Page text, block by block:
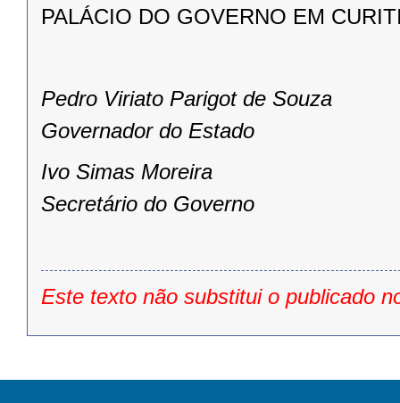
PALÁCIO DO GOVERNO EM
Pedro Viriato Parigot de Souza
Governador do Estado
Ivo Simas Moreira
Secretário do Governo
Este texto não substitui o publicado